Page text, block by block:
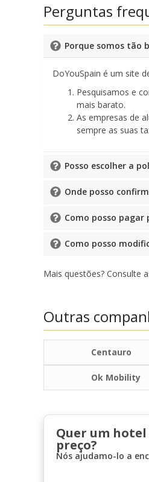
Perguntas
Porque somos tão
DoYouSpain é um site
Pesquisamos e
mais barato.
As empresas de
sempre as suas
Posso escolher a
Onde posso
Como posso pagar
Como posso
Mais questões? Consulte
Outras
Centauro
Ok Mobility
Quer um
preço?
Nós ajudamo-lo a